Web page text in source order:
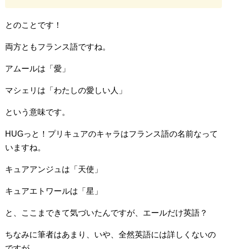
とのことです！
両方ともフランス語ですね。
アムールは「愛」
マシェリは「わたしの愛しい人」
という意味です。
HUGっと！プリキュアのキャラはフランス語の名前なって
いますね。
キュアアンジュは「天使」
キュアエトワールは「星」
と、ここまできて気づいたんですが、エールだけ英語？
ちなみに筆者はあまり、いや、全然英語には詳しくないの